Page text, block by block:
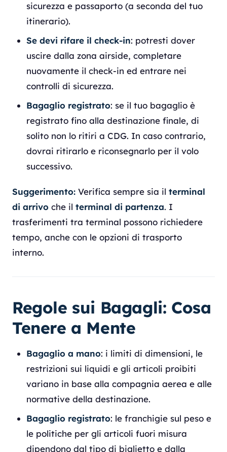
sicurezza e passaporto (a seconda del tuo
itinerario).
Se devi rifare il check-in: potresti dover
uscire dalla zona airside, completare
nuovamente il check-in ed entrare nei
controlli di sicurezza.
Bagaglio registrato: se il tuo bagaglio è
registrato fino alla destinazione finale, di
solito non lo ritiri a CDG. In caso contrario,
dovrai ritirarlo e riconsegnarlo per il volo
successivo.
Suggerimento: Verifica sempre sia il terminal
di arrivo che il terminal di partenza. I
trasferimenti tra terminal possono richiedere
tempo, anche con le opzioni di trasporto
interno.
Regole sui Bagagli: Cosa
Tenere a Mente
Bagaglio a mano: i limiti di dimensioni, le
restrizioni sui liquidi e gli articoli proibiti
variano in base alla compagnia aerea e alle
normative della destinazione.
Bagaglio registrato: le franchigie sul peso e
le politiche per gli articoli fuori misura
dipendono dal tipo di biglietto e dalla